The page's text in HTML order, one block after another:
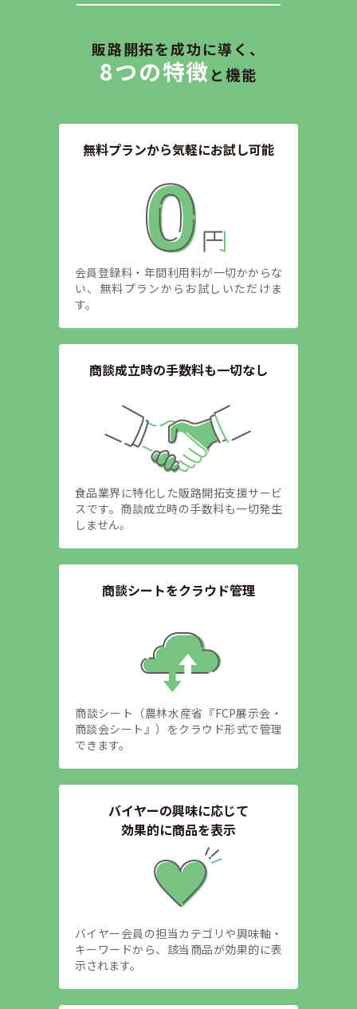
販路開拓を成功に導く、
8つの特徴 と機能
無料プランから気軽にお試し可能
会員登録料・年間利用料が一切かからな
い、無料プランからお試しいただけま
す。
商談成立時の手数料も一切なし
食品業界に特化した販路開拓支援サービ
スです。商談成立時の手数料も一切発生
しません。
商談シートをクラウド管理
商談シート（農林水産省『FCP展示会・
商談会シート』）をクラウド形式で管理
できます。
バイヤーの興味に応じて
効果的に商品を表示
バイヤー会員の担当カテゴリや興味軸・
キーワードから、該当商品が効果的に表
示されます。